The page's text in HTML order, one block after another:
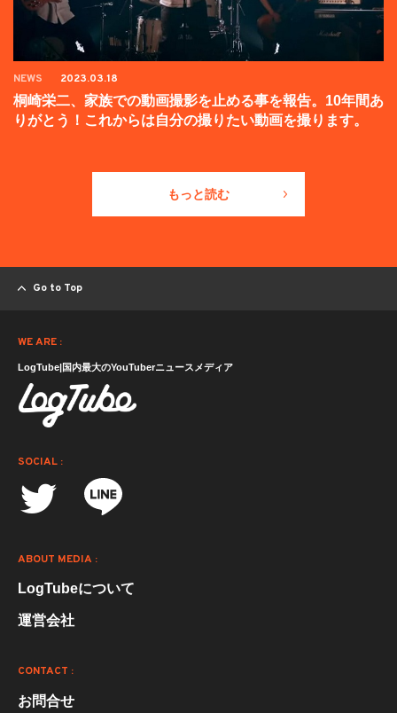
NEWS 2023.03.18
桐崎栄二、家族での動画撮影を止める事を報告。10年間あ
りがとう！これからは自分の撮りたい動画を撮ります。
もっと読む
Go to Top
WE ARE :
LogTube|国内最大のYouTuberニュースメディア
SOCIAL :
ABOUT MEDIA :
LogTubeについて
運営会社
CONTACT :
お問合せ